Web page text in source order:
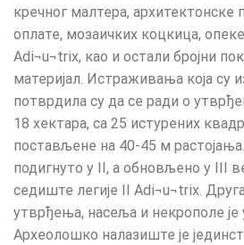
кречног малтера, архитектонске
оплате, мозаичких коцкица, опеке
Adi¬u¬trix, као и остали бројни
материјал. Истраживања која су
потврдила су да се ради о
18 хектара, са 25 истурених
постављене на 40-45 м
подигнуто у II, а обновљено у III
седиште легије II Adi¬u¬trix.
утврђења, насеља и некрополе је
Археолошко налазиште је